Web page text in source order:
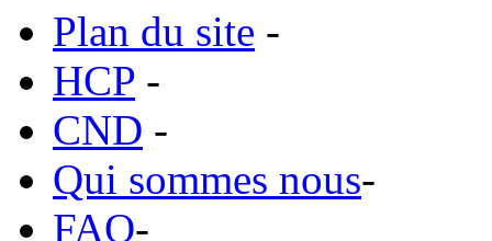
Plan du site -
HCP -
CND -
Qui sommes nous-
FAQ-